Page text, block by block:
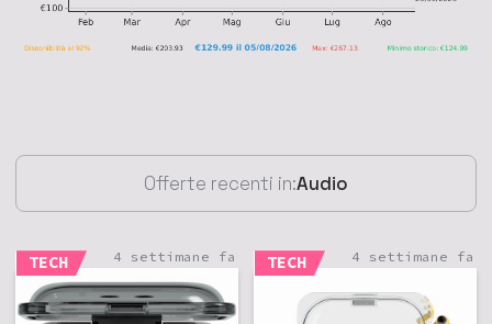
Offerte recenti in:Audio
TECH 4 settimane fa TECH 4 settimane fa